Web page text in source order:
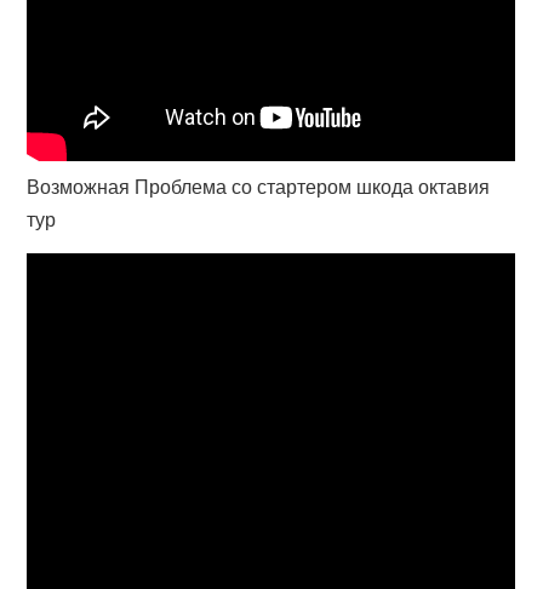
Возможная Проблема со стартером шкода октавия
тур